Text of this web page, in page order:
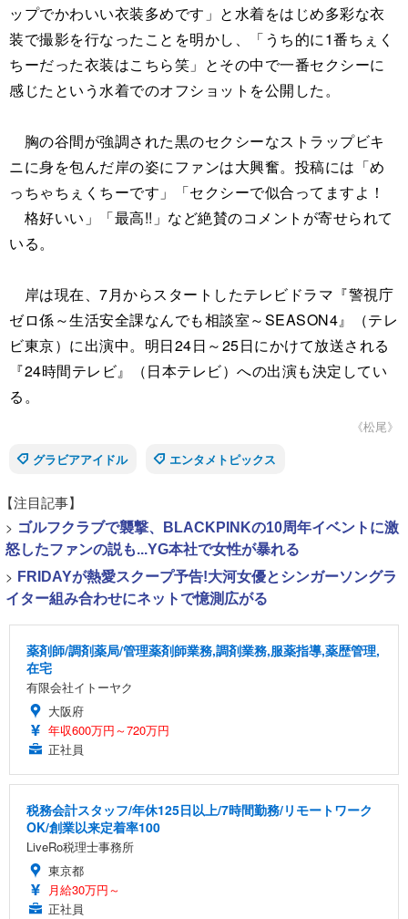
ップでかわいい衣装多めです」と水着をはじめ多彩な衣
装で撮影を行なったことを明かし、「うち的に1番ちぇく
ちーだった衣装はこちら笑」とその中で一番セクシーに
感じたという水着でのオフショットを公開した。
胸の谷間が強調された黒のセクシーなストラップビキ
ニに身を包んだ岸の姿にファンは大興奮。投稿には「め
っちゃちぇくちーです」「セクシーで似合ってますよ！
格好いい」「最高!!」など絶賛のコメントが寄せられて
いる。
岸は現在、7月からスタートしたテレビドラマ『警視庁
ゼロ係～生活安全課なんでも相談室～SEASON4』（テレ
ビ東京）に出演中。明日24日～25日にかけて放送される
『24時間テレビ』（日本テレビ）への出演も決定してい
る。
《松尾》
グラビアアイドル
エンタメトピックス
【注目記事】
> ゴルフクラブで襲撃、BLACKPINKの10周年イベントに激
怒したファンの説も...YG本社で女性が暴れる
> FRIDAYが熱愛スクープ予告!大河女優とシンガーソングラ
イター組み合わせにネットで憶測広がる
薬剤師/調剤薬局/管理薬剤師業務,調剤業務,服薬指導,薬歴管理,
在宅
有限会社イトーヤク
大阪府
年収600万円～720万円
正社員
税務会計スタッフ/年休125日以上/7時間勤務/リモートワーク
OK/創業以来定着率100
LiveRo税理士事務所
東京都
月給30万円～
正社員